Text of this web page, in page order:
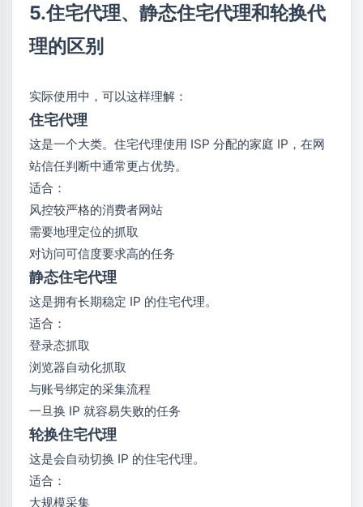
5.住宅代理、静态住宅代理和轮换代
理的区别
实际使用中，可以这样理解：
住宅代理
这是一个大类。住宅代理使用 ISP 分配的家庭 IP，在网
站信任判断中通常更占优势。
适合：
风控较严格的消费者网站
需要地理定位的抓取
对访问可信度要求高的任务
静态住宅代理
这是拥有长期稳定 IP 的住宅代理。
适合：
登录态抓取
浏览器自动化抓取
与账号绑定的采集流程
一旦换 IP 就容易失败的任务
轮换住宅代理
这是会自动切换 IP 的住宅代理。
适合：
大规模采集